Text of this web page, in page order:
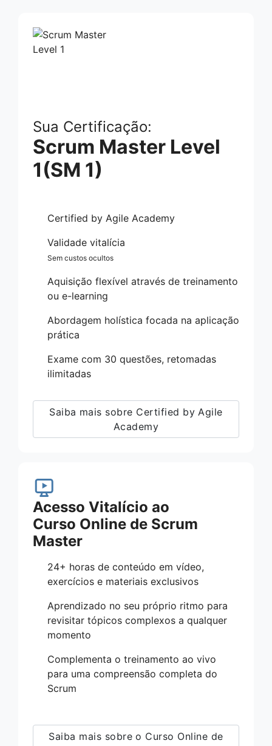
Sua Certificação:
Scrum Master Level
1(SM 1)
Certified by Agile Academy
Validade vitalícia
Sem custos ocultos
Aquisição flexível através de treinamento
ou e-learning
Abordagem holística focada na aplicação
prática
Exame com 30 questões, retomadas
ilimitadas
Saiba mais sobre Certified by Agile
Academy
Acesso Vitalício ao
Curso Online de Scrum
Master
24+ horas de conteúdo em vídeo,
exercícios e materiais exclusivos
Aprendizado no seu próprio ritmo para
revisitar tópicos complexos a qualquer
momento
Complementa o treinamento ao vivo
para uma compreensão completa do
Scrum
Saiba mais sobre o Curso Online de